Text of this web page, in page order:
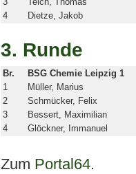
4
Dietze, Jakob
3. Runde
Br.
BSG Chemie Leipzig 1
1
Müller, Marius
2
Schmücker, Felix
3
Bessert, Maximilian
4
Glöckner, Immanuel
Zum Portal64.